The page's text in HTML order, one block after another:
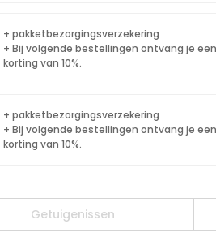
+ pakketbezorgingsverzekering
+ Bij volgende bestellingen ontvang je een
korting van 10%.
+ pakketbezorgingsverzekering
+ Bij volgende bestellingen ontvang je een
korting van 10%.
Getuigenissen